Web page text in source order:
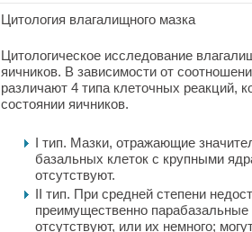
Цитология влагалищного мазка
Цитологическое исследование
яичников. В зависимости от
различают 4 типа клеточных реакций,
состоянии яичников.
I тип. Мазки, отражающие
базальных клеток с крупными
отсутствуют.
II тип. При средней степени
преимущественно
отсутствуют, или их немного;